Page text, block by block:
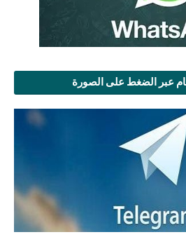
عبر الضغط على الصورة